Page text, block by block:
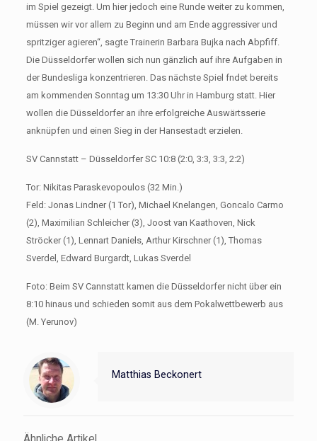
im Spiel gezeigt. Um hier jedoch eine Runde weiter zu kommen,
müssen wir vor allem zu Beginn und am Ende aggressiver und
spritziger agieren“, sagte Trainerin Barbara Bujka nach Abpfiff.
Die Düsseldorfer wollen sich nun gänzlich auf ihre Aufgaben in
der Bundesliga konzentrieren. Das nächste Spiel fndet bereits
am kommenden Sonntag um 13:30 Uhr in Hamburg statt. Hier
wollen die Düsseldorfer an ihre erfolgreiche Auswärtsserie
anknüpfen und einen Sieg in der Hansestadt erzielen.
SV Cannstatt – Düsseldorfer SC 10:8 (2:0, 3:3, 3:3, 2:2)
Tor: Nikitas Paraskevopoulos (32 Min.)
Feld: Jonas Lindner (1 Tor), Michael Knelangen, Goncalo Carmo
(2), Maximilian Schleicher (3), Joost van Kaathoven, Nick
Ströcker (1), Lennart Daniels, Arthur Kirschner (1), Thomas
Sverdel, Edward Burgardt, Lukas Sverdel
Foto: Beim SV Cannstatt kamen die Düsseldorfer nicht über ein
8:10 hinaus und schieden somit aus dem Pokalwettbewerb aus
(M. Yerunov)
Matthias Beckonert